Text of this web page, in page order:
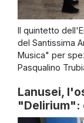
Il quintetto
del Santissima
Musica" per
Pasqualino
Lanusei,
"Delirium":